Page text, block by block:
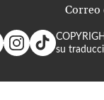
Correo
su